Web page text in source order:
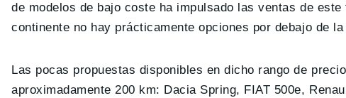
de modelos de bajo coste ha impulsado las ventas de
continente no hay prácticamente opciones por debajo de
Las pocas propuestas disponibles en dicho rango de
aproximadamente 200 km: Dacia Spring, FIAT 500e,